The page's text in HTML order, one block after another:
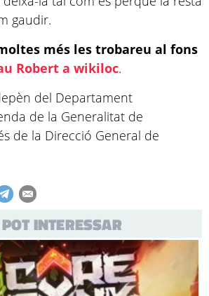
gaudir.
més les trobareu al fons
Robert a wikiloc.
del Departament
de la Generalitat de
de la Direcció General de
INTERESSAR